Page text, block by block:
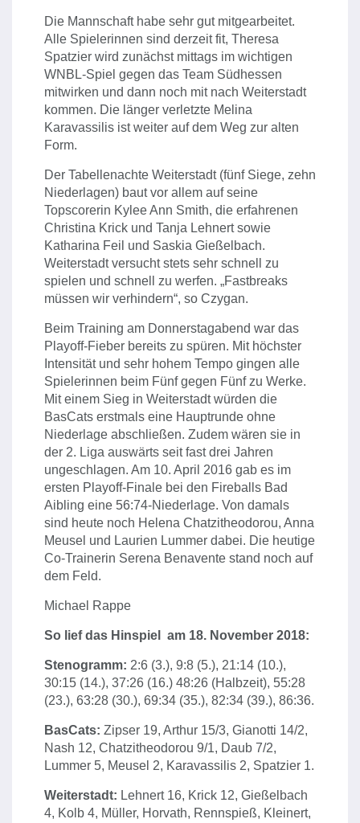
Die Mannschaft habe sehr gut mitgearbeitet.
Alle Spielerinnen sind derzeit fit, Theresa
Spatzier wird zunächst mittags im wichtigen
WNBL-Spiel gegen das Team Südhessen
mitwirken und dann noch mit nach Weiterstadt
kommen. Die länger verletzte Melina
Karavassilis ist weiter auf dem Weg zur alten
Form.
Der Tabellenachte Weiterstadt (fünf Siege, zehn
Niederlagen) baut vor allem auf seine
Topscorerin Kylee Ann Smith, die erfahrenen
Christina Krick und Tanja Lehnert sowie
Katharina Feil und Saskia Gießelbach.
Weiterstadt versucht stets sehr schnell zu
spielen und schnell zu werfen. „Fastbreaks
müssen wir verhindern“, so Czygan.
Beim Training am Donnerstagabend war das
Playoff-Fieber bereits zu spüren. Mit höchster
Intensität und sehr hohem Tempo gingen alle
Spielerinnen beim Fünf gegen Fünf zu Werke.
Mit einem Sieg in Weiterstadt würden die
BasCats erstmals eine Hauptrunde ohne
Niederlage abschließen. Zudem wären sie in
der 2. Liga auswärts seit fast drei Jahren
ungeschlagen. Am 10. April 2016 gab es im
ersten Playoff-Finale bei den Fireballs Bad
Aibling eine 56:74-Niederlage. Von damals
sind heute noch Helena Chatzitheodorou, Anna
Meusel und Laurien Lummer dabei. Die heutige
Co-Trainerin Serena Benavente stand noch auf
dem Feld.
Michael Rappe
So lief das Hinspiel am 18. November 2018:
Stenogramm: 2:6 (3.), 9:8 (5.), 21:14 (10.),
30:15 (14.), 37:26 (16.) 48:26 (Halbzeit), 55:28
(23.), 63:28 (30.), 69:34 (35.), 82:34 (39.), 86:36.
BasCats: Zipser 19, Arthur 15/3, Gianotti 14/2,
Nash 12, Chatzitheodorou 9/1, Daub 7/2,
Lummer 5, Meusel 2, Karavassilis 2, Spatzier 1.
Weiterstadt: Lehnert 16, Krick 12, Gießelbach
4, Kolb 4, Müller, Horvath, Rennspieß, Kleinert,